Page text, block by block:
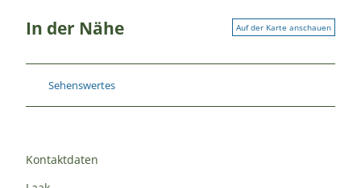
In der Nähe Auf der Karte anschauen
Sehenswertes
Kontaktdaten